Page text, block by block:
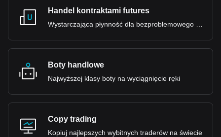
Handel kontraktami futures
Boty handlowe
Najwyższej klasy boty na wyciągnięcie ręki
Copy trading
Kopiuj najlepszych wybitnych traderów na świecie